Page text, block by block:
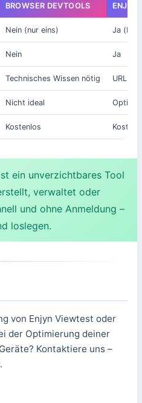
BROWSER DEVTOOLS ENJYN
Nein (nur eins) Ja (bis
Nein Ja
Technisches Wissen nötig URL
Nicht ideal
Kostenlos
ein unverzichtbares Tool
verwaltet oder
und ohne Anmeldung –
loslegen.
von Enjyn Viewtest oder
der Optimierung deiner
Kontaktiere uns –